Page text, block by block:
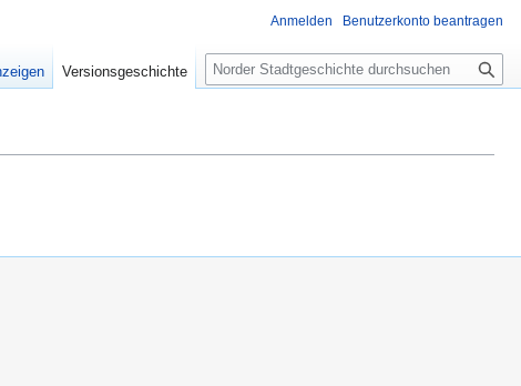
Anmelden Benutzerkonto beantragen
Versionsgeschichte
S
u
e